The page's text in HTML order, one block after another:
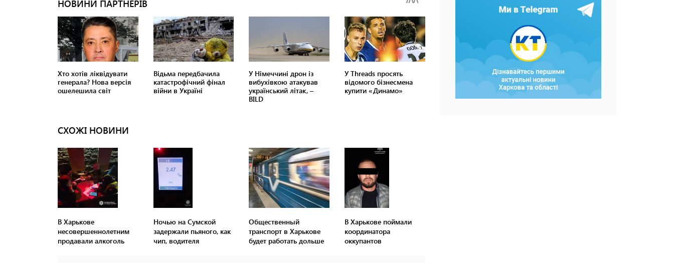
СХОЖІ НОВИНИ
В Харькове
несовершеннолетним
продавали алкоголь
Ночью на Сумской
задержали пьяного, как
чип, водителя
Общественный
транспорт в Харькове
будет работать дольше
В Харькове поймали
координатора
оккупантов